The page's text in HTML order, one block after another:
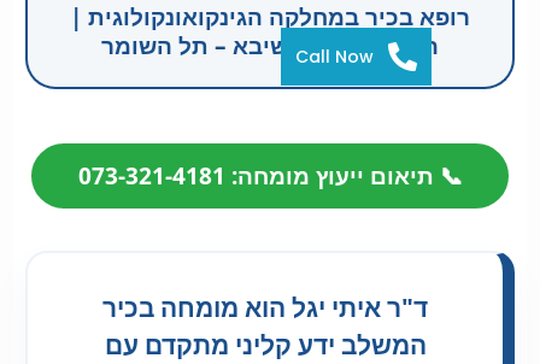
רופא בכיר במחלקה הגינקואונקולוגית |
המרכז הרפואי שיבא – תל השומר
📞 תיאום ייעוץ מומחה: 073-321-4181
ד"ר איתי יגל הוא מומחה בכיר
המשלב ידע קליני מתקדם עם
Call Now